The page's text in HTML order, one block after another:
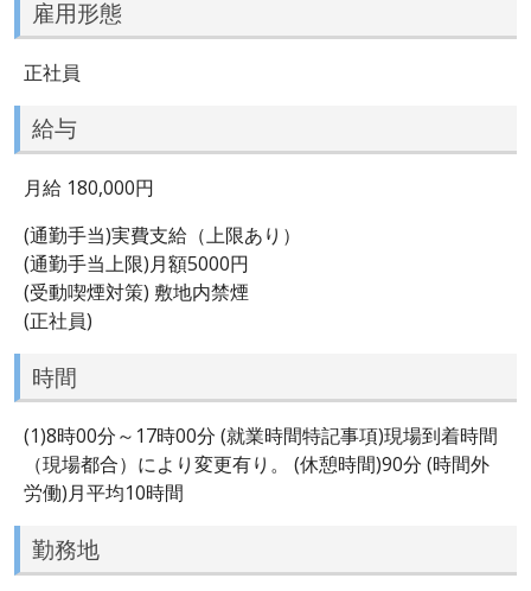
雇用形態
正社員
給与
月給 180,000円
(通勤手当)実費支給（上限あり）
(通勤手当上限)月額5000円
(受動喫煙対策) 敷地内禁煙
(正社員)
時間
(1)8時00分～17時00分 (就業時間特記事項)現場到着時間
（現場都合）により変更有り。 (休憩時間)90分 (時間外
労働)月平均10時間
勤務地